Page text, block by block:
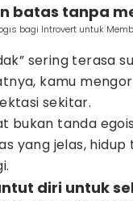
batas tanpa
bagi Introvert untuk
sering terasa
kamu
sekitar.
bukan tanda
yang jelas,
diri untuk